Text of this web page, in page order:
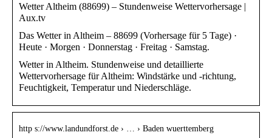
Wetter Altheim (88699) – Stundenweise Wettervorhersage |
Aux.tv
Das Wetter in Altheim – 88699 (Vorhersage für 5 Tage) ·
Heute · Morgen · Donnerstag · Freitag · Samstag.
Wetter in Altheim. Stundenweise und detaillierte
Wettervorhersage für Altheim: Windstärke und -richtung,
Feuchtigkeit, Temperatur und Niederschläge.
http s://www.landundforst.de › … › Baden wuerttemberg